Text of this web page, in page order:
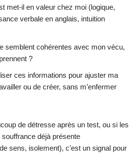
met‑il en valeur chez moi (logique,
verbale en anglais, intuition
semblent cohérentes avec mon vécu,
?
ces informations pour ajuster ma
ou de créer, sans m’enfermer
de détresse après un test, ou si les
déjà présente
sens, isolement), c’est un signal pour